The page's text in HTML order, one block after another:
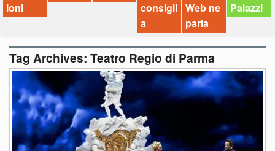
Chi siamo
Contatti
dT in English
ioni
consigli
a
Web ne
parla
Palazzi
Tag Archives: Teatro Regio di Parma